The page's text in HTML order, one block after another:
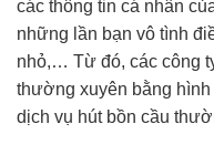
các thông tin cá nhân
những lần bạn vô tình
nhỏ,… Từ đó, các công
thường xuyên bằng
dịch vụ hút bồn cầu